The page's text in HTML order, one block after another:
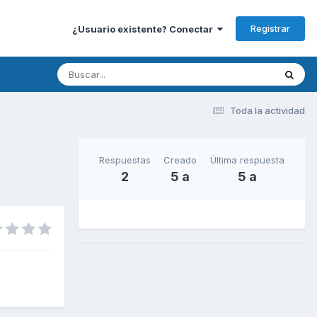
¿Usuario existente? Conectar Registrar
Toda la actividad
Respuestas
2
Creado
5 a
Última respuesta
5 a